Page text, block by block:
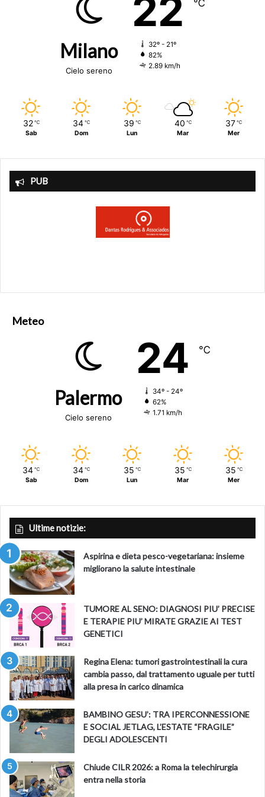
Milano
Cielo sereno
22 ℃
32º - 21º
82%
2.89 km/h
32 ℃
Sab
34 ℃
Dom
39 ℃
Lun
40 ℃
Mar
37 ℃
Mer
PUB
Meteo
Palermo
Cielo sereno
24 ℃
34º - 24º
62%
1.71 km/h
34 ℃
Sab
34 ℃
Dom
35 ℃
Lun
35 ℃
Mar
35 ℃
Mer
Ultime notizie:
Aspirina e dieta pesco-vegetariana: insieme
migliorano la salute intestinale
TUMORE AL SENO: DIAGNOSI PIU’ PRECISE
E TERAPIE PIU’ MIRATE GRAZIE AI TEST
GENETICI
Regina Elena: tumori gastrointestinali la cura
cambia passo, dal trattamento uguale per tutti
alla presa in carico dinamica
BAMBINO GESU’: TRA IPERCONNESSIONE
E SOCIAL JETLAG, L’ESTATE “FRAGILE”
DEGLI ADOLESCENTI
Chiude CILR 2026: a Roma la telechirurgia
entra nella storia